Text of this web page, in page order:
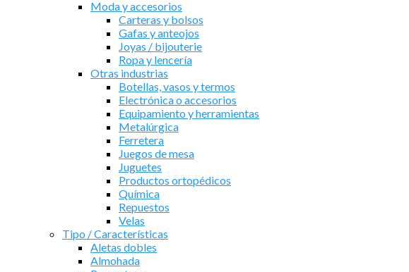
Moda y accesorios
Carteras y bolsos
Gafas y anteojos
Joyas / bijouterie
Ropa y lencería
Otras industrias
Botellas, vasos y termos
Electrónica o accesorios
Equipamiento y herramientas
Metalúrgica
Ferretera
Juegos de mesa
Juguetes
Productos ortopédicos
Química
Repuestos
Velas
Tipo / Características
Aletas dobles
Almohada